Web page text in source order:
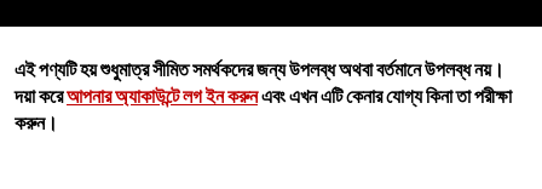
এই পণ্যটি হয় শুধুমাত্র সীমিত সমর্থকদের জন্য উপলব্ধ অথবা বর্তমানে উপলব্ধ নয়।
দয়া করেআপনার অ্যাকাউন্টে লগ ইন করুনএবং এখন এটি কেনার যোগ্য কিনা তা পরীক্ষা
করুন।